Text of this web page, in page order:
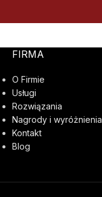
FIRMA
O Firmie
Usługi
Rozwiązania
Nagrody i wyróżnienia
Kontakt
Blog